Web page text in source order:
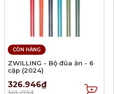
CÒN HÀNG
ZWILLING - Bộ đũa ăn - 6
cặp (2024)
326.946₫
363.273₫